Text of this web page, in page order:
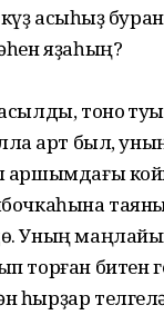
асҡыһыҙ
яҙаһың?
тоноҡ
ҡарт был,
Уның
торған битен
һырҙар